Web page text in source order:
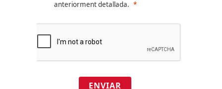
anteriorment detallada.
ENVIAR